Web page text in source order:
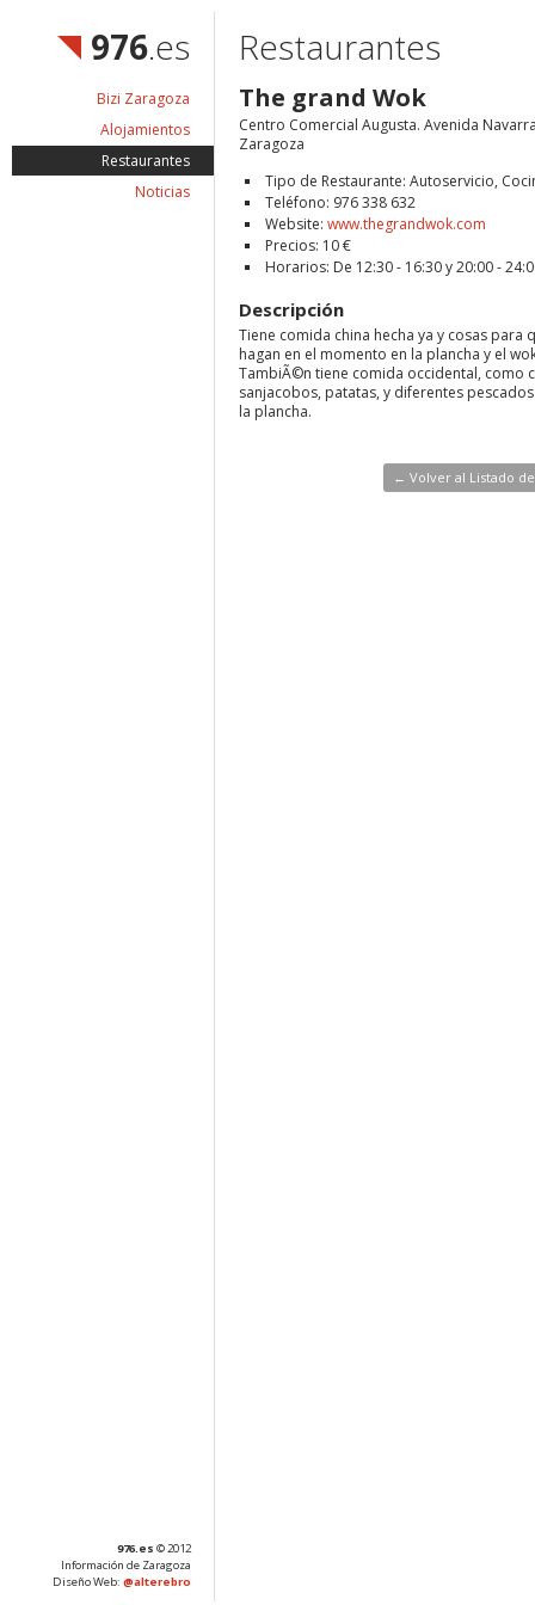
976.es
Bizi Zaragoza
Alojamientos
Restaurantes
Noticias
Restaurantes
The grand Wok
Centro Comercial Augusta. Avenida
Zaragoza
Tipo de Restaurante: Autoservicio,
Teléfono: 976 338 632
Website: www.thegrandwok.com
Precios: 10 €
Horarios: De 12:30 - 16:30 y 20:00 -
Descripción
Tiene comida china hecha ya y cosas para
hagan en el momento en la plancha y el
TambiÃ©n tiene comida occidental, como
sanjacobos, patatas, y diferentes
la plancha.
← Volver al Listado
976.es © 2012
Información de Zaragoza
Diseño Web: @alterebro